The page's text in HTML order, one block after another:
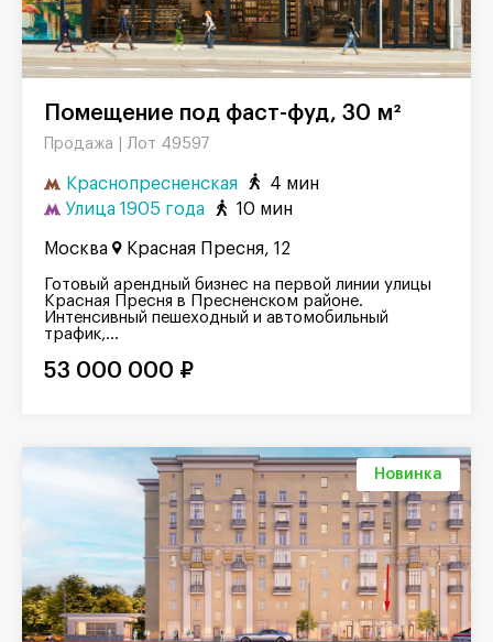
Помещение под фаст-фуд, 30 м²
Продажа | Лот 49597
Краснопресненская
4 мин
Улица 1905 года
10 мин
Москва Красная Пресня, 12
Готовый арендный бизнес на первой линии улицы
Красная Пресня в Пресненском районе.
Интенсивный пешеходный и автомобильный
трафик,...
53 000 000 ₽
Новинка